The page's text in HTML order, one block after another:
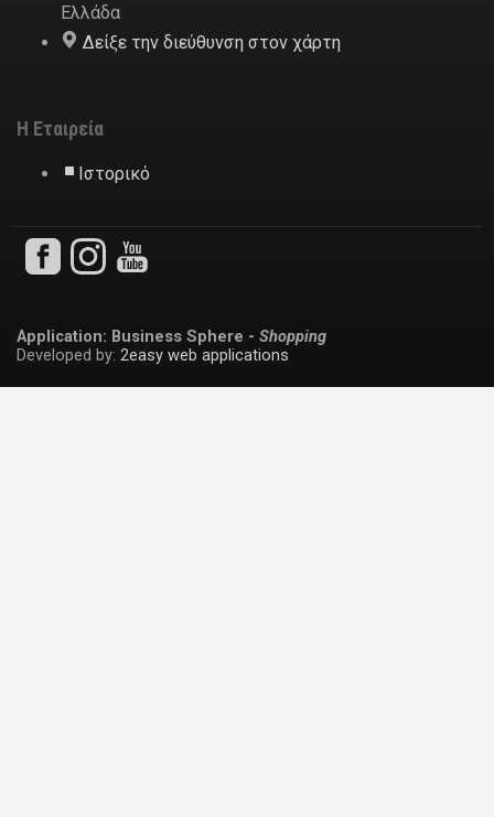
Ελλάδα
Δείξε την διεύθυνση στον χάρτη
Η Εταιρεία
Ιστορικό
Application: Business Sphere - Shopping
Developed by: 2easy web applications